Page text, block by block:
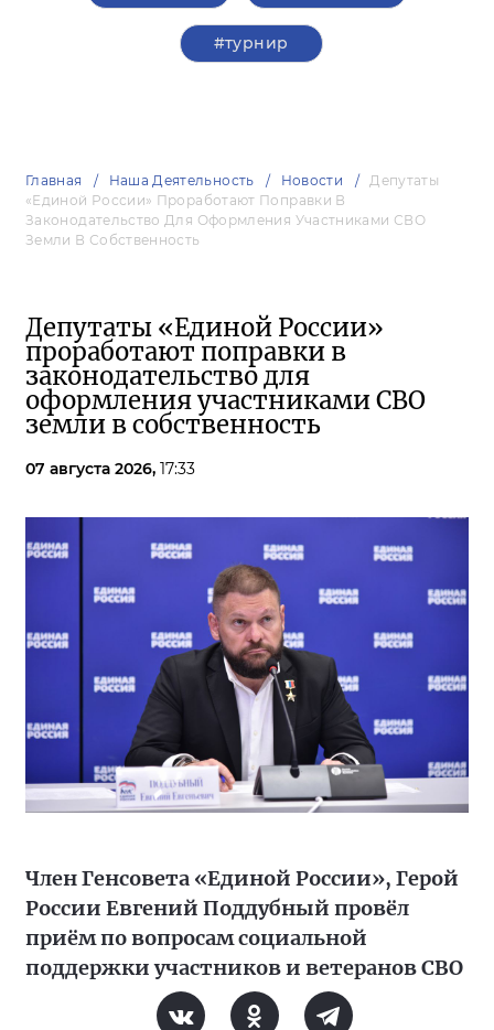
#турнир
Главная Наша Деятельность Новости
Депутаты
«Единой России» Проработают Поправки В
Законодательство Для Оформления Участниками СВО
Земли В Собственность
Депутаты «Единой России»
проработают поправки в
законодательство для
оформления участниками СВО
земли в собственность
07 августа 2026, 17:33
Член Генсовета «Единой России», Герой
России Евгений Поддубный провёл
приём по вопросам социальной
поддержки участников и ветеранов СВО